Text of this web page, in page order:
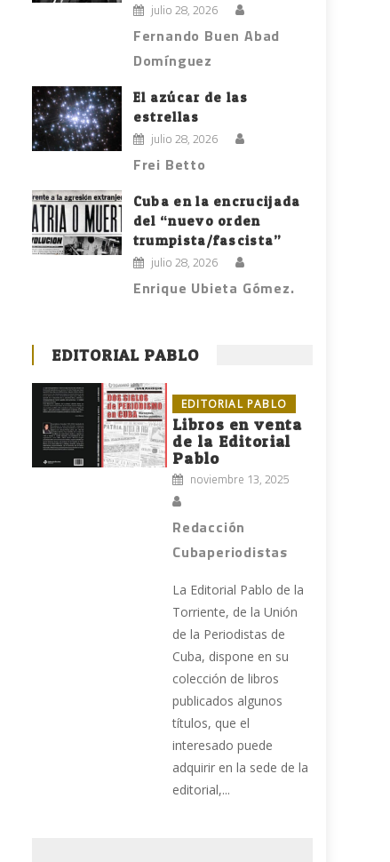
julio 28, 2026
Fernando Buen Abad
Domínguez
El azúcar de las
estrellas
julio 28, 2026
Frei Betto
Cuba en la encrucijada
del “nuevo orden
trumpista/fascista”
julio 28, 2026
Enrique Ubieta Gómez.
EDITORIAL PABLO
EDITORIAL PABLO
Libros en venta
de la Editorial
Pablo
noviembre 13, 2025
Redacción
Cubaperiodistas
La Editorial Pablo de la
Torriente, de la Unión
de la Periodistas de
Cuba, dispone en su
colección de libros
publicados algunos
títulos, que el
interesado puede
adquirir en la sede de la
editorial,...